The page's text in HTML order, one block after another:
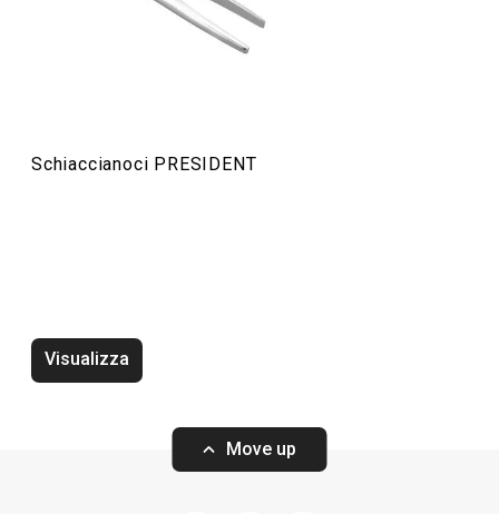
Elettrodomestici
Schiaccianoci PRESIDENT
Visualizza
Move up